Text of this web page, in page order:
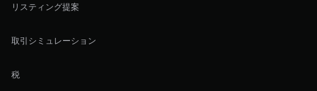
リスティング提案
取引シミュレーション
税